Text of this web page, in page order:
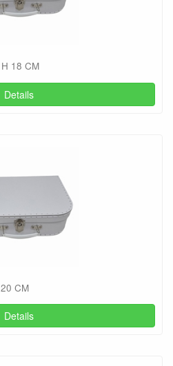
18 CM
Details
CM
Details